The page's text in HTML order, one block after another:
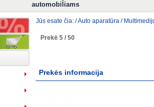
automobiliams
Jūs esate čia: /Auto aparatūra /
Prekė 5 / 50
Prekės informacija